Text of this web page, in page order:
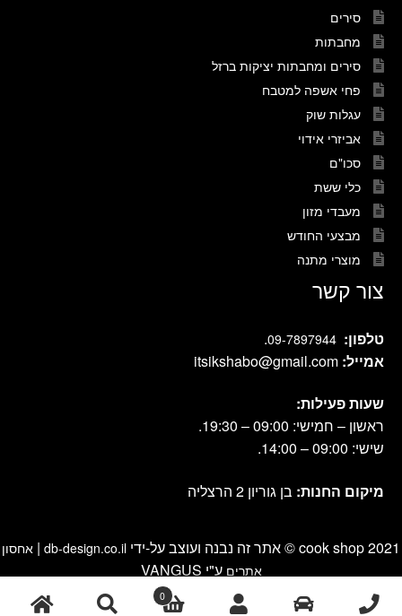
סירים
מחבתות
סירים ומחבתות יציקות ברזל
פחי אשפה למטבח
עגלות שוק
אביזרי אידוי
סכו"ם
כלי ששת
מעבדי מזון
מבצעי החודש
מוצרי מתנה
צור קשר
טלפון: 09-7897944
.
אמייל: itsikshabo@gmail.com
שעות פעילות:
ראשון – חמישי: 09:00 – 19:30.
שישי: 09:00 – 14:00.
מיקום החנות: בן גוריון 2 הרצליה
cook shop 2021 © אתר זה נבנה ועוצב על-ידי | אחסון
אתרים ע"י VANGUS
0